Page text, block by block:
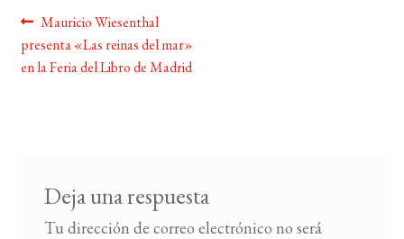
LISTA DE LIBROS
Navegación
de
Anterior:
Mauricio Wiesenthal
presenta «Las reinas del mar»
en la Feria del Libro de Madrid
Deja una respuesta
Tu dirección de correo electrónico no será